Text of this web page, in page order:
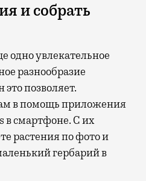
и собрать
одно увлекательное
разнообразие
это позволяет.
в помощь приложения
в смартфоне. С их
растения по фото и
гербарий в